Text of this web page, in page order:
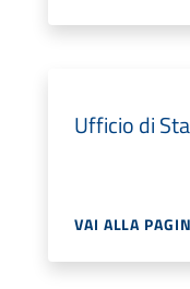
Ufficio di
VAI ALLA